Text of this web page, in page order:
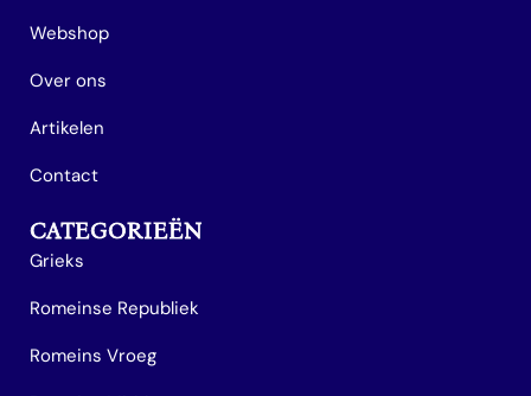
Webshop
Over ons
Artikelen
Contact
CATEGORIEËN
Grieks
Romeinse Republiek
Romeins Vroeg